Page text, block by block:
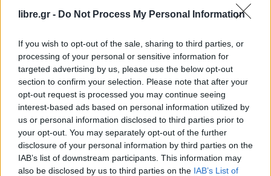
libre.gr - Do Not Process My Personal Information
If you wish to opt-out of the sale, sharing to third parties, or
processing of your personal or sensitive information for
targeted advertising by us, please use the below opt-out
section to confirm your selection. Please note that after your
opt-out request is processed you may continue seeing
interest-based ads based on personal information utilized by
us or personal information disclosed to third parties prior to
your opt-out. You may separately opt-out of the further
disclosure of your personal information by third parties on the
IAB’s list of downstream participants. This information may
also be disclosed by us to third parties on the IAB’s List of
Πρόληψη της Αυτοκτονίας της οργάνωσης
αριθμός των […]
ΠΕΡΙΣΣΌΤΕΡΑ ...